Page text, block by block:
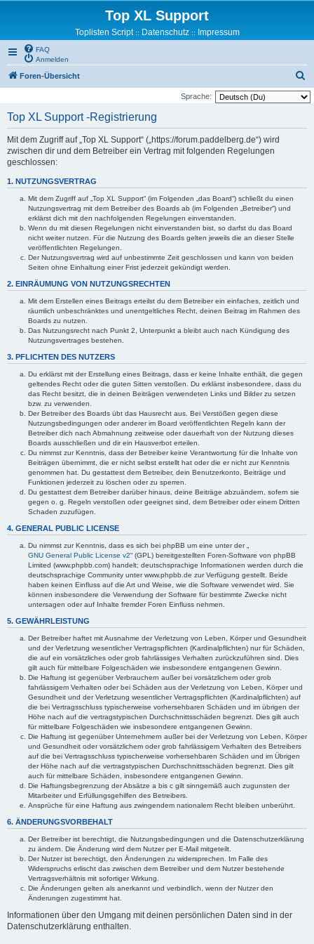
Top XL Support
Toplisten Script:: Datenschutz:: Impressum
FAQ
Anmelden
Foren-Übersicht
u
Sprache:
Top XL Support -Registrierung
Mit dem Zugriff auf „Top XL Support“ („https://forum.paddelberg.de“) wird
zwischen dir und dem Betreiber ein Vertrag mit folgenden Regelungen
geschlossen:
1. NUTZUNGSVERTRAG
Mit dem Zugriff auf „Top XL Support“ (im Folgenden „das Board“) schließt du einen
Nutzungsvertrag mit dem Betreiber des Boards ab (im Folgenden „Betreiber“) und
erklärst dich mit den nachfolgenden Regelungen einverstanden.
Wenn du mit diesen Regelungen nicht einverstanden bist, so darfst du das Board
nicht weiter nutzen. Für die Nutzung des Boards gelten jeweils die an dieser Stelle
veröffentlichten Regelungen.
Der Nutzungsvertrag wird auf unbestimmte Zeit geschlossen und kann von beiden
Seiten ohne Einhaltung einer Frist jederzeit gekündigt werden.
2. EINRÄUMUNG VON NUTZUNGSRECHTEN
Mit dem Erstellen eines Beitrags erteilst du dem Betreiber ein einfaches, zeitlich und
räumlich unbeschränktes und unentgeltliches Recht, deinen Beitrag im Rahmen des
Boards zu nutzen.
Das Nutzungsrecht nach Punkt 2, Unterpunkt a bleibt auch nach Kündigung des
Nutzungsvertrages bestehen.
3. PFLICHTEN DES NUTZERS
Du erklärst mit der Erstellung eines Beitrags, dass er keine Inhalte enthält, die gegen
geltendes Recht oder die guten Sitten verstoßen. Du erklärst insbesondere, dass du
das Recht besitzt, die in deinen Beiträgen verwendeten Links und Bilder zu setzen
bzw. zu verwenden.
Der Betreiber des Boards übt das Hausrecht aus. Bei Verstößen gegen diese
Nutzungsbedingungen oder anderer im Board veröffentlichten Regeln kann der
Betreiber dich nach Abmahnung zeitweise oder dauerhaft von der Nutzung dieses
Boards ausschließen und dir ein Hausverbot erteilen.
Du nimmst zur Kenntnis, dass der Betreiber keine Verantwortung für die Inhalte von
Beiträgen übernimmt, die er nicht selbst erstellt hat oder die er nicht zur Kenntnis
genommen hat. Du gestattest dem Betreiber, dein Benutzerkonto, Beiträge und
Funktionen jederzeit zu löschen oder zu sperren.
Du gestattest dem Betreiber darüber hinaus, deine Beiträge abzuändern, sofern sie
gegen o. g. Regeln verstoßen oder geeignet sind, dem Betreiber oder einem Dritten
Schaden zuzufügen.
4. GENERAL PUBLIC LICENSE
Du nimmst zur Kenntnis, dass es sich bei phpBB um eine unter der „
GNU General Public License v2“ (GPL) bereitgestellten Foren-Software von phpBB
Limited (www.phpbb.com) handelt; deutschsprachige Informationen werden durch die
deutschsprachige Community unter www.phpbb.de zur Verfügung gestellt. Beide
haben keinen Einfluss auf die Art und Weise, wie die Software verwendet wird. Sie
können insbesondere die Verwendung der Software für bestimmte Zwecke nicht
untersagen oder auf Inhalte fremder Foren Einfluss nehmen.
5. GEWÄHRLEISTUNG
Der Betreiber haftet mit Ausnahme der Verletzung von Leben, Körper und Gesundheit
und der Verletzung wesentlicher Vertragspflichten (Kardinalpflichten) nur für Schäden,
die auf ein vorsätzliches oder grob fahrlässiges Verhalten zurückzuführen sind. Dies
gilt auch für mittelbare Folgeschäden wie insbesondere entgangenen Gewinn.
Die Haftung ist gegenüber Verbrauchern außer bei vorsätzlichem oder grob
fahrlässigem Verhalten oder bei Schäden aus der Verletzung von Leben, Körper und
Gesundheit und der Verletzung wesentlicher Vertragspflichten (Kardinalpflichten) auf
die bei Vertragsschluss typischerweise vorhersehbaren Schäden und im übrigen der
Höhe nach auf die vertragstypischen Durchschnittsschäden begrenzt. Dies gilt auch
für mittelbare Folgeschäden wie insbesondere entgangenen Gewinn.
Die Haftung ist gegenüber Unternehmern außer bei der Verletzung von Leben, Körper
und Gesundheit oder vorsätzlichem oder grob fahrlässigem Verhalten des Betreibers
auf die bei Vertragsschluss typischerweise vorhersehbaren Schäden und im Übrigen
der Höhe nach auf die vertragstypischen Durchschnittsschäden begrenzt. Dies gilt
auch für mittelbare Schäden, insbesondere entgangenen Gewinn.
Die Haftungsbegrenzung der Absätze a bis c gilt sinngemäß auch zugunsten der
Mitarbeiter und Erfüllungsgehilfen des Betreibers.
Ansprüche für eine Haftung aus zwingendem nationalem Recht bleiben unberührt.
6. ÄNDERUNGSVORBEHALT
Der Betreiber ist berechtigt, die Nutzungsbedingungen und die Datenschutzerklärung
zu ändern. Die Änderung wird dem Nutzer per E-Mail mitgeteilt.
Der Nutzer ist berechtigt, den Änderungen zu widersprechen. Im Falle des
Widerspruchs erlischt das zwischen dem Betreiber und dem Nutzer bestehende
Vertragsverhältnis mit sofortiger Wirkung.
Die Änderungen gelten als anerkannt und verbindlich, wenn der Nutzer den
Änderungen zugestimmt hat.
Informationen über den Umgang mit deinen persönlichen Daten sind in der
Datenschutzerklärung enthalten.